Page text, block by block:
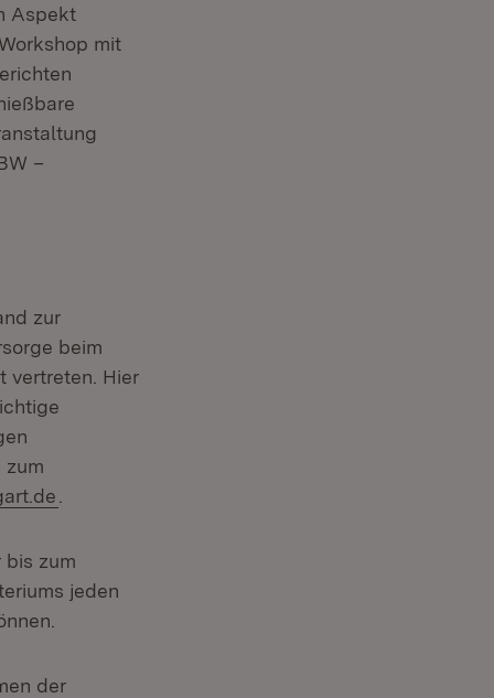
Aspekt
mit
–
zur
beim
vertreten. Hier
zum
bis zum
jeden
der